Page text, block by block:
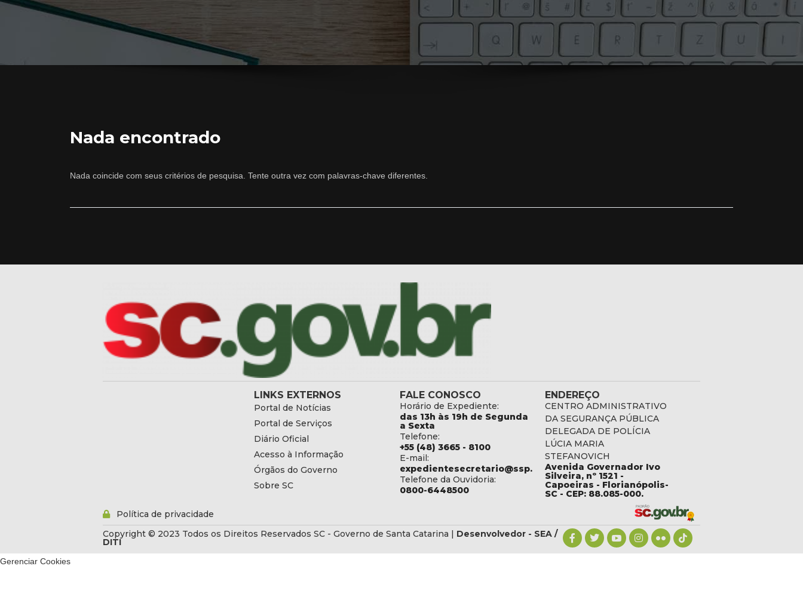
Nada encontrado
Nada coincide com seus critérios de pesquisa. Tente outra vez com palavras-chave diferentes.
LINKS EXTERNOS
Portal de Notícias
Portal de Serviços
Diário Oficial
Acesso à Informação
Órgãos do Governo
Sobre SC
FALE CONOSCO
Horário de Expediente:
das 13h às 19h de Segunda
a Sexta
Telefone:
+55 (48) 3665 - 8100
E-mail:
expedientesecretario@ssp.sc.gov.br
Telefone da Ouvidoria:
0800-6448500
ENDEREÇO
CENTRO ADMINISTRATIVO
DA SEGURANÇA PÚBLICA
DELEGADA DE POLÍCIA
LÚCIA MARIA
STEFANOVICH
Avenida Governador Ivo
Silveira, nº 1521 -
Capoeiras - Florianópolis-
SC - CEP: 88.085-000.
Política de privacidade
Copyright © 2023 Todos os Direitos Reservados SC - Governo de Santa Catarina | Desenvolvedor - SEA /
DITI
Gerenciar Cookies